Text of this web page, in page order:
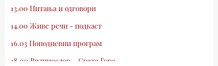
13.00 Питања и одговори
14.00 Живе речи - подкаст
16.03 Поподневни програм
18.00 Врлинослов – Света Гора